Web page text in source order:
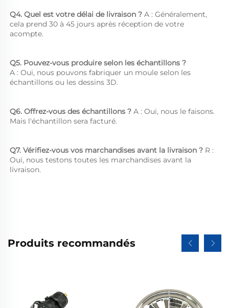
Q4. Quel est votre délai de livraison ? A : Généralement,
cela prend 30 à 45 jours après réception de votre
acompte.
Q5. Pouvez-vous produire selon les échantillons ?
A : Oui, nous pouvons fabriquer un moule selon les
échantillons ou les dessins 3D.
Q6. Offrez-vous des échantillons ? A : Oui, nous le faisons.
Mais l'échantillon sera facturé.
Q7. Vérifiez-vous vos marchandises avant la livraison ? R :
Oui, nous testons toutes les marchandises avant la
livraison.
Produits recommandés